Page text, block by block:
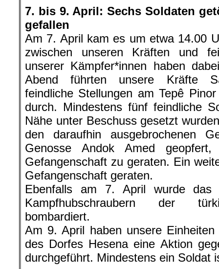
7. bis 9. April: Sechs Soldaten
gefallen
Am 7. April kam es um etwa 14.00
zwischen unseren Kräften und
unserer Kämpfer*innen haben
Abend führten unsere Kräfte
feindliche Stellungen am Tepê
durch. Mindestens fünf feindliche
Nähe unter Beschuss gesetzt
den daraufhin ausgebrochenen
Genosse Andok Amed
Gefangenschaft zu geraten. Ein
Gefangenschaft geraten.
Ebenfalls am 7. April wurde das
Kampfhubschraubern der
bombardiert.
Am 9. April haben unsere
des Dorfes Hesena eine Aktion
durchgeführt. Mindestens ein Soldat